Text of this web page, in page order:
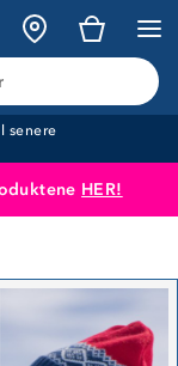
senere
HER!